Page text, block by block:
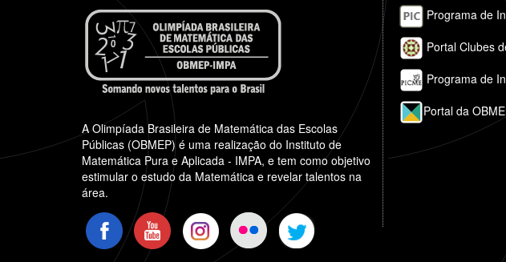
A Olimpíada Brasileira de Matemática das Escolas
Públicas (OBMEP) é uma realização do Instituto de
Matemática Pura e Aplicada - IMPA, e tem como objetivo
estimular o estudo da Matemática e revelar talentos na
área.
Programa de
Portal Clubes
Programa de
Portal da